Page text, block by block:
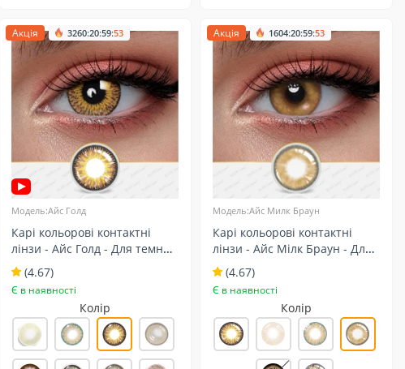
Акція 3260:20:59:51
Модель:Айс Голд
Карі кольорові контактні
лінзи - Айс Голд - Для темних
очей - Натуральні
(4.67)
Є в наявності
Колір
Акція 1604:20:59:51
Модель:Айс Милк Браун
Карі кольорові контактні
лінзи - Айс Мілк Браун - Для
світлих очей - Натуральні
(4.67)
Є в наявності
Колір